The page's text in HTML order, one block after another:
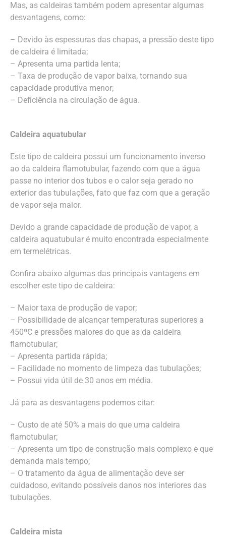
Mas, as caldeiras também podem apresentar algumas
desvantagens, como:
– Devido às espessuras das chapas, a pressão deste tipo
de caldeira é limitada;
– Apresenta uma partida lenta;
– Taxa de produção de vapor baixa, tornando sua
capacidade produtiva menor;
– Deficiência na circulação de água.
Caldeira aquatubular
Este tipo de caldeira possui um funcionamento inverso
ao da caldeira flamotubular, fazendo com que a água
passe no interior dos tubos e o calor seja gerado no
exterior das tubulações, fato que faz com que a geração
de vapor seja maior.
Devido a grande capacidade de produção de vapor, a
caldeira aquatubular é muito encontrada especialmente
em termelétricas.
Confira abaixo algumas das principais vantagens em
escolher este tipo de caldeira:
– Maior taxa de produção de vapor;
– Possibilidade de alcançar temperaturas superiores a
450ºC e pressões maiores do que as da caldeira
flamotubular;
– Apresenta partida rápida;
– Facilidade no momento de limpeza das tubulações;
– Possui vida útil de 30 anos em média.
Já para as desvantagens podemos citar:
– Custo de até 50% a mais do que uma caldeira
flamotubular;
– Apresenta um tipo de construção mais complexo e que
demanda mais tempo;
– O tratamento da água de alimentação deve ser
cuidadoso, evitando possíveis danos nos interiores das
tubulações.
Caldeira mista